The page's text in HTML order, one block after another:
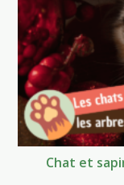
Chat et